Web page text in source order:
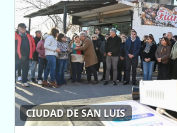
CIUDAD DE SAN LUIS